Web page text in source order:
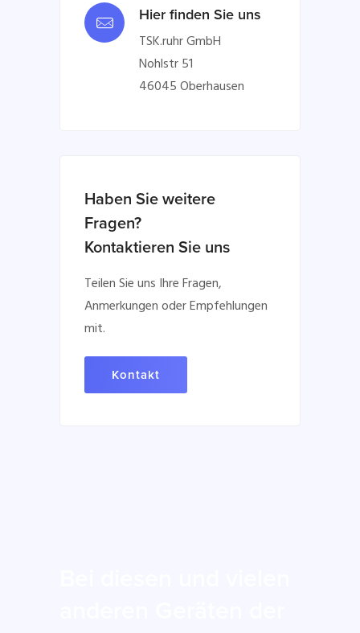
Hier finden Sie uns
TSK.ruhr GmbH
Nohlstr 51
46045 Oberhausen
Haben Sie weitere
Fragen?
Kontaktieren Sie uns
Teilen Sie uns Ihre Fragen,
Anmerkungen oder Empfehlungen
mit.
Kontakt